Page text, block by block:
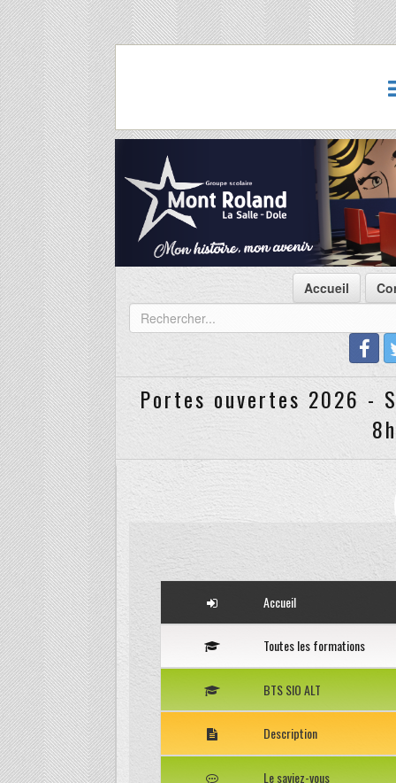
Accueil
Portes ouvertes 2026 -
Accueil
Toutes les formations
BTS SIO ALT
Description
Le saviez-vous